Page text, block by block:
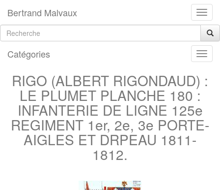
Bertrand Malvaux
Catégories
RIGO (ALBERT RIGONDAUD) :
LE PLUMET PLANCHE 180 :
INFANTERIE DE LIGNE 125e
REGIMENT 1er, 2e, 3e PORTE-
AIGLES ET DRPEAU 1811-
1812.